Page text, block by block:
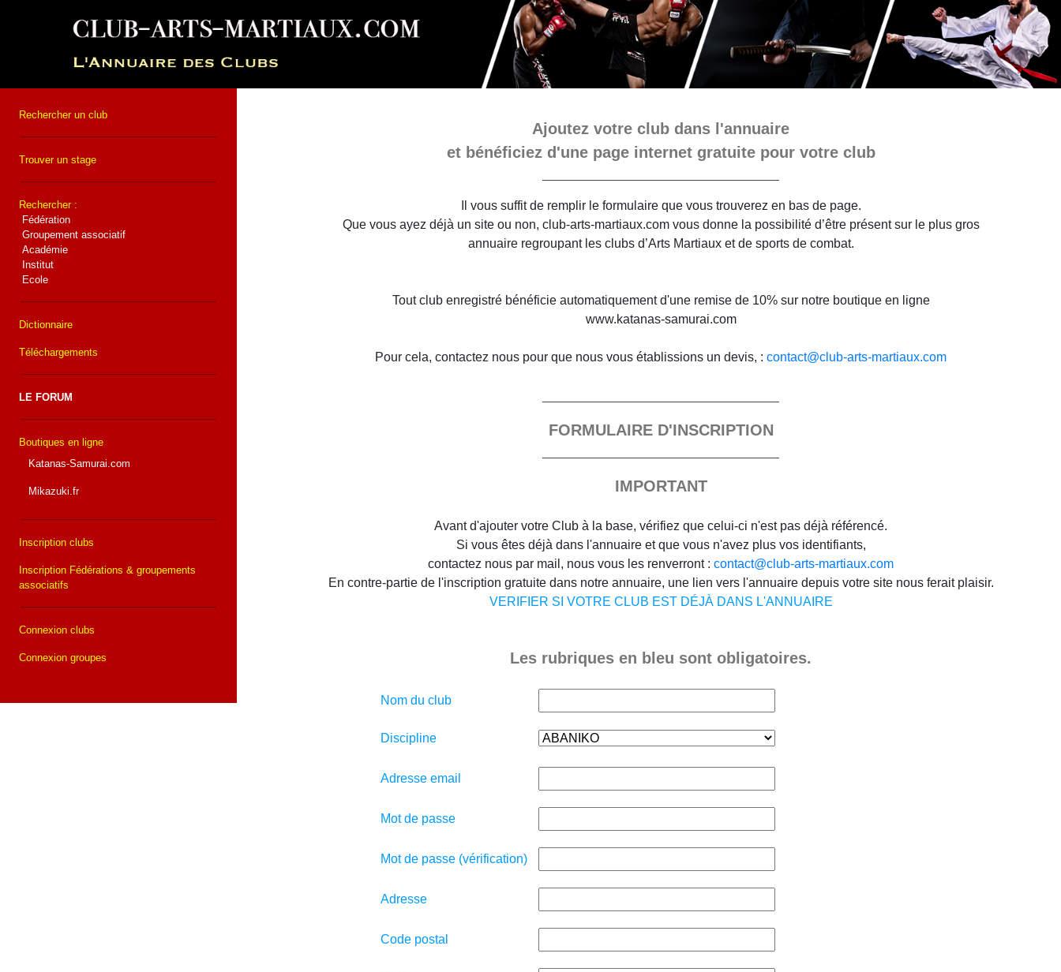
Rechercher un club
Trouver un stage
Rechercher :
Fédération
Groupement associatif
Académie
Institut
Ecole
Dictionnaire
Téléchargements
LE FORUM
Boutiques en ligne
Katanas-Samurai.com
Mikazuki.fr
Inscription clubs
Inscription Fédérations & groupements
associatifs
Connexion clubs
Connexion groupes
Ajoutez votre club dans l'annuaire
et bénéficiez d'une page internet gratuite pour votre club
Il vous suffit de remplir le formulaire que vous trouverez en bas de page.
Que vous ayez déjà un site ou non, club-arts-martiaux.com vous donne la possibilité d’être présent sur le plus gros
annuaire regroupant les clubs d’Arts Martiaux et de sports de combat.
Tout club enregistré bénéficie automatiquement d'une remise de 10% sur notre boutique en ligne
www.katanas-samurai.com
Pour cela, contactez nous pour que nous vous établissions un devis, : contact@club-arts-martiaux.com
FORMULAIRE D'INSCRIPTION
IMPORTANT
Avant d'ajouter votre Club à la base, vérifiez que celui-ci n'est pas déjà référencé.
Si vous êtes déjà dans l'annuaire et que vous n'avez plus vos identifiants,
contactez nous par mail, nous vous les renverront : contact@club-arts-martiaux.com
En contre-partie de l'inscription gratuite dans notre annuaire, une lien vers l'annuaire depuis votre site nous ferait plaisir.
VERIFIER SI VOTRE CLUB EST DÉJÀ DANS L'ANNUAIRE
Les rubriques en bleu sont obligatoires.
Nom du club
Discipline
Adresse email
Mot de passe
Mot de passe (vérification)
Adresse
Code postal